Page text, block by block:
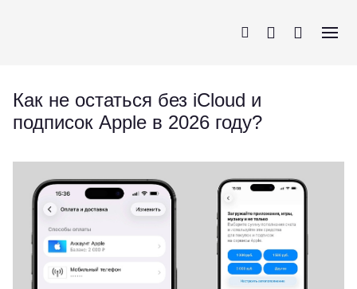
Как не остаться без iCloud и
подписок Apple в 2026 году?